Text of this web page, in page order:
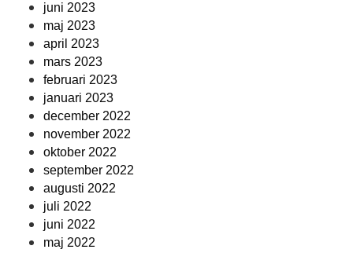
juni 2023
maj 2023
april 2023
mars 2023
februari 2023
januari 2023
december 2022
november 2022
oktober 2022
september 2022
augusti 2022
juli 2022
juni 2022
maj 2022